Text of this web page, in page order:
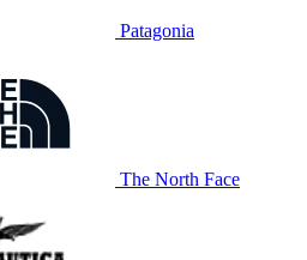
Patagonia
The North Face